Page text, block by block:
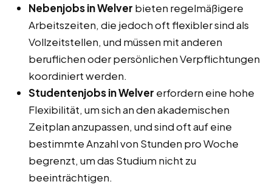
Nebenjobs in Welver bieten regelmäßigere
Arbeitszeiten, die jedoch oft flexibler sind als
Vollzeitstellen, und müssen mit anderen
beruflichen oder persönlichen Verpflichtungen
koordiniert werden.
Studentenjobs in Welver erfordern eine hohe
Flexibilität, um sich an den akademischen
Zeitplan anzupassen, und sind oft auf eine
bestimmte Anzahl von Stunden pro Woche
begrenzt, um das Studium nicht zu
beeinträchtigen.